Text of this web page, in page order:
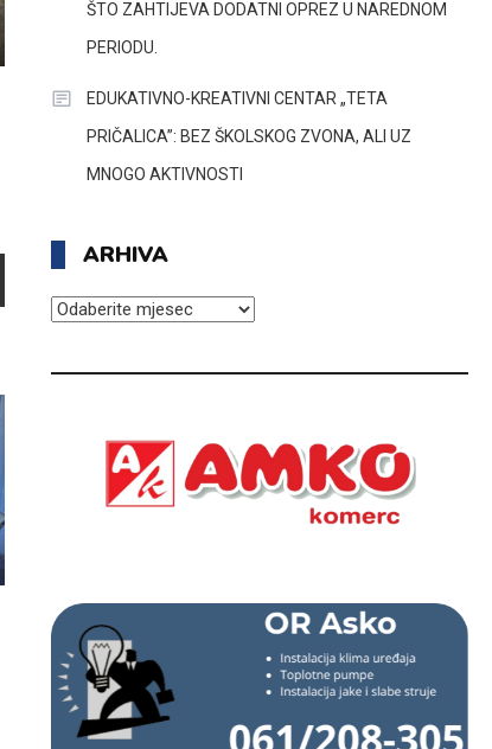
ŠTO ZAHTIJEVA DODATNI OPREZ U NAREDNOM
PERIODU.
EDUKATIVNO-KREATIVNI CENTAR „TETA
PRIČALICA”: BEZ ŠKOLSKOG ZVONA, ALI UZ
MNOGO AKTIVNOSTI
ARHIVA
ARHIVA